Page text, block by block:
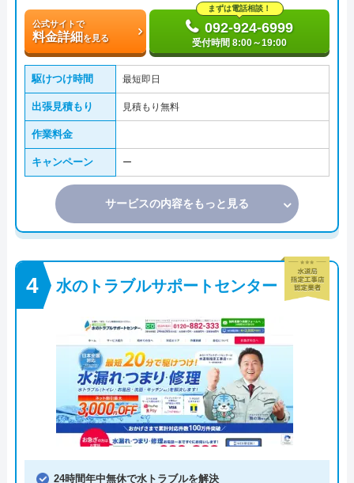
公式サイトで
料金詳細を見る
まずは電話相談！
092-924-6999
受付時間 8:00～19:00
駆けつけ時間 最短即日
出張見積もり 見積もり無料
作業料金
キャンペーン ー
サービスの内容をもっと見る
水のトラブルサポートセンター
24時間年中無休で水トラブルを解決